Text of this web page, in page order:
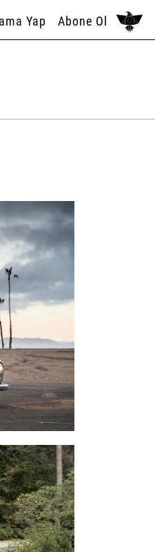
Yap Abone Ol